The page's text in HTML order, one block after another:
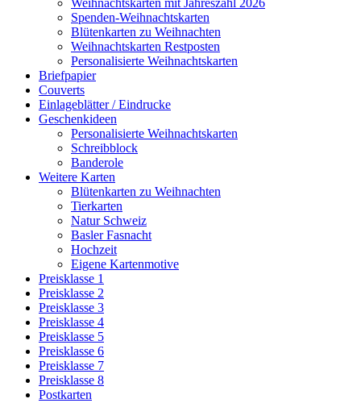
Weihnachtskarten mit Jahreszahl 2026
Spenden-Weihnachtskarten
Blütenkarten zu Weihnachten
Weihnachtskarten Restposten
Personalisierte Weihnachtskarten
Briefpapier
Couverts
Einlageblätter / Eindrucke
Geschenkideen
Personalisierte Weihnachtskarten
Schreibblock
Banderole
Weitere Karten
Blütenkarten zu Weihnachten
Tierkarten
Natur Schweiz
Basler Fasnacht
Hochzeit
Eigene Kartenmotive
Preisklasse 1
Preisklasse 2
Preisklasse 3
Preisklasse 4
Preisklasse 5
Preisklasse 6
Preisklasse 7
Preisklasse 8
Postkarten